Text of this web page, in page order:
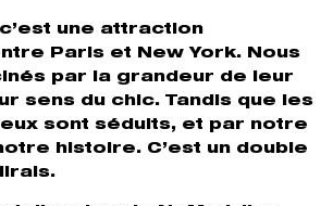
une attraction
Paris et New York. Nous
par la grandeur de leur
sens du chic. Tandis que les
sont séduits, et par notre
histoire. C’est un double